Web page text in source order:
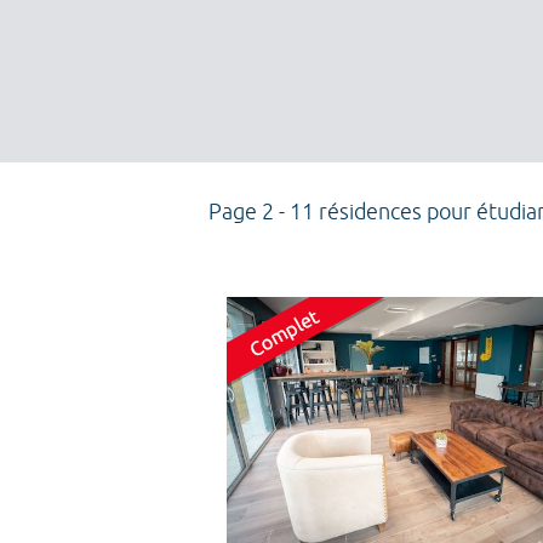
Page 2 - 11 résidences pour